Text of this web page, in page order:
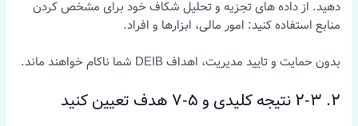
دهید. از داده های تجزیه و تحلیل شکاف خود برای مشخص کردن
منابع استفاده کنید: امور مالی، ابزارها و افراد.
بدون حمایت و تایید مدیریت، اهداف DEIB شما ناکام خواهند ماند.
2. 2-3 نتیجه کلیدی و 5-7 هدف تعیین کنید